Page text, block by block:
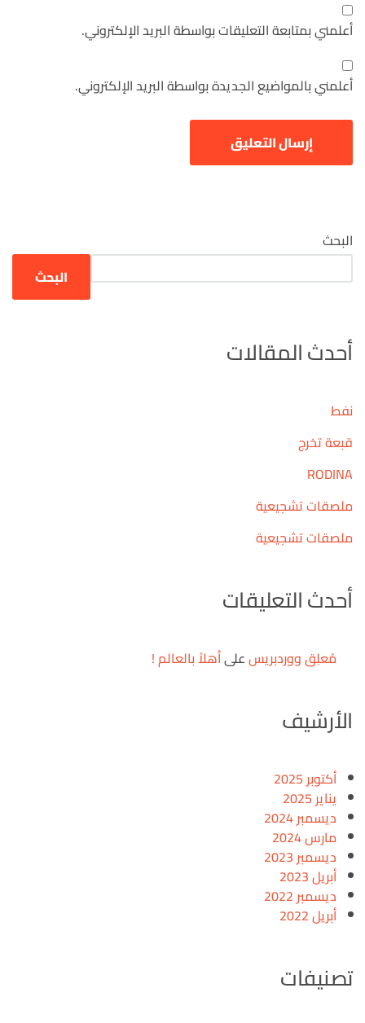
أعلمني بمتابعة التعليقات بواسطة البريد الإلكتروني.
أعلمني بالمواضيع الجديدة بواسطة البريد الإلكتروني.
البحث
البحث
أحدث المقالات
نفط
قبعة تخرج
RODINA
ملصقات تشجيعية
ملصقات تشجيعية
أحدث التعليقات
مُعلِق ووردبريسعلىأهلاً بالعالم !
الأرشيف
أكتوبر 2025
يناير 2025
ديسمبر 2024
مارس 2024
ديسمبر 2023
أبريل 2023
ديسمبر 2022
أبريل 2022
تصنيفات